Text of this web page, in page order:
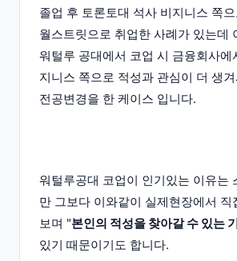
졸업 후 토론토대 석사 비지니스 쪽
월스트릿으로 취업한 사례가 있는데
워털루 공대에서 코업 시 금융회사에
지니스 쪽으로 적성과 관심이 더 생
전공변경을 한 케이스 입니다.
워털루공대 코업이 인기있는 이유는
만 그보다 이와같이 실제현장에서 직
보며 "본인의 적성을 찾아갈 수 있는
있기 때문이기도 합니다.